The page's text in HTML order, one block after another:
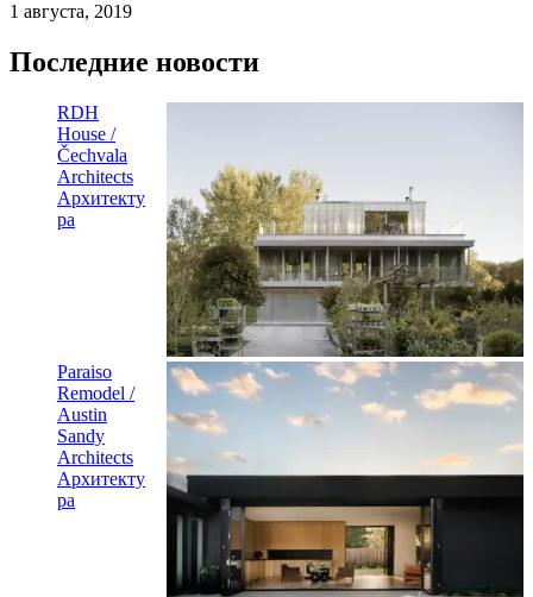
1 августа, 2019
Последние новости
RDH
House /
Čechvala
Architects
Архитекту
ра
Paraiso
Remodel /
Austin
Sandy
Architects
Архитекту
ра